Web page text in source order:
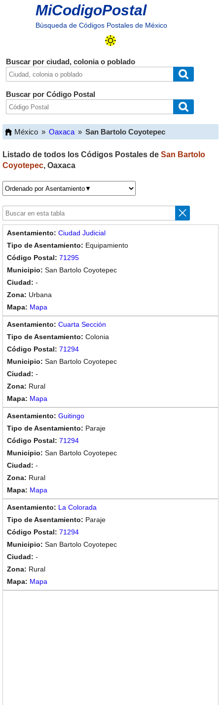
MiCodigoPostal
Búsqueda de Códigos Postales de México
Buscar por ciudad, colonia o poblado
Buscar por Código Postal
México » Oaxaca » San Bartolo Coyotepec
Listado de todos los Códigos Postales de San Bartolo
Coyotepec, Oaxaca
Ciudad Judicial
Equipamiento
71295
San Bartolo Coyotepec
-
Urbana
Mapa
Cuarta Sección
Colonia
71294
San Bartolo Coyotepec
-
Rural
Mapa
Guitingo
Paraje
71294
San Bartolo Coyotepec
-
Rural
Mapa
La Colorada
Paraje
71294
San Bartolo Coyotepec
-
Rural
Mapa